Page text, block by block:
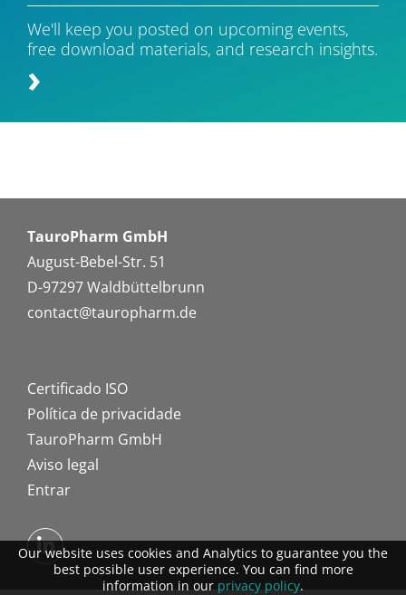
We'll keep you posted on upcoming events,
free download materials, and research insights.
TauroPharm GmbH
August-Bebel-Str. 51
D-97297 Waldbüttelbrunn
contact@tauropharm.de
Certificado ISO
Política de privacidade
TauroPharm GmbH
Aviso legal
Entrar
Our website uses cookies and Analytics to guarantee you the
best possible user experience. You can find more
information in our privacy policy.